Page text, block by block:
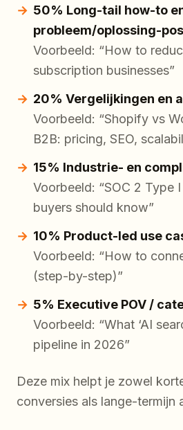
50% Long-tail how-to
probleem/oplossing-
Voorbeeld: “How to
subscription businesses”
20% Vergelijkingen en
Voorbeeld: “Shopify vs
B2B: pricing, SEO,
15% Industrie- en
Voorbeeld: “SOC 2 Type
buyers should know”
10% Product-led use
Voorbeeld: “How to
(step-by-step)”
5% Executive POV /
Voorbeeld: “What ‘AI
pipeline in 2026”
Deze mix helpt je zowel
conversies als lange-termijn